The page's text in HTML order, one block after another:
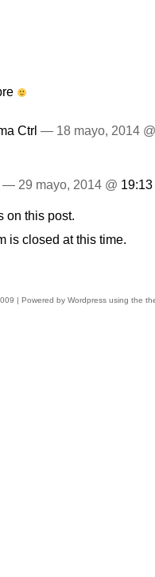
Ctrl — 18 mayo, 2014
— 29 mayo, 2014 @ 19:13
on this post.
is closed at this time.
| Powered by Wordpress using the